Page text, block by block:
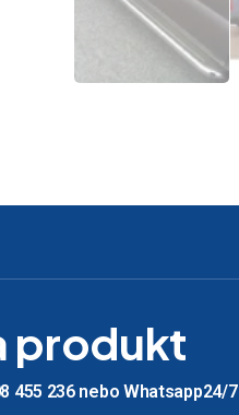
produkt
455 236 nebo Whatsapp24/7